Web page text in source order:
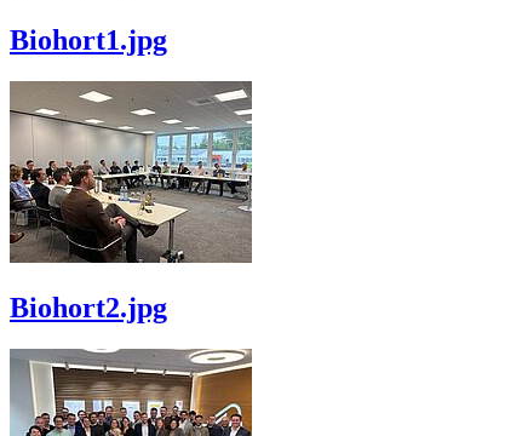
Biohort1.jpg
Biohort2.jpg